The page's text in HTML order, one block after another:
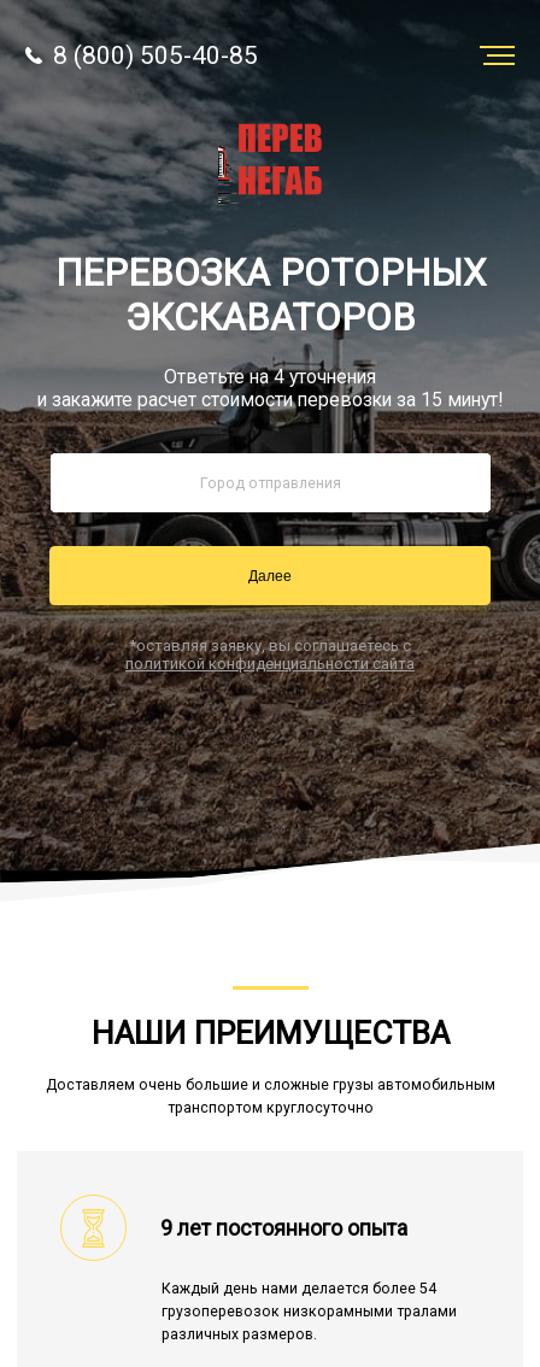
8 (800) 505-40-85
Звонок по РФ бесплатно
sale@simtruck-negabarit.ru
Заказать звонок
Заказать
перевозку
Грузы
8 (800) 505-40-85
ПЕРЕВОЗКА РОТОРНЫХ
ЭКСКАВАТОРОВ
Ответьте на 4 уточнения
и закажите расчет стоимости перевозки за 15 минут!
Далее
*оставляя заявку, вы соглашаетесь с
политикой конфиденциальности сайта
НАШИ ПРЕИМУЩЕСТВА
Доставляем очень большие и сложные грузы автомобильным
транспортом круглосуточно
9 лет постоянного опыта
Каждый день нами делается более 54
грузоперевозок низкорамными тралами
различных размеров.